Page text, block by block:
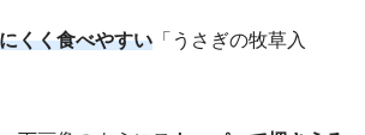
くく食べやすい 「うさぎの牧草入